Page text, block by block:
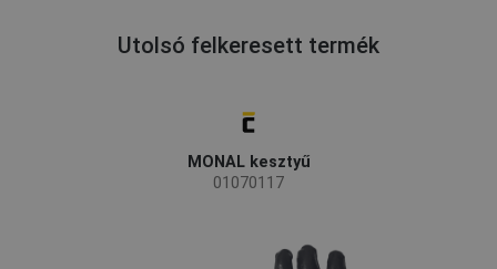
Utolsó felkeresett termék
MONAL kesztyű
01070117